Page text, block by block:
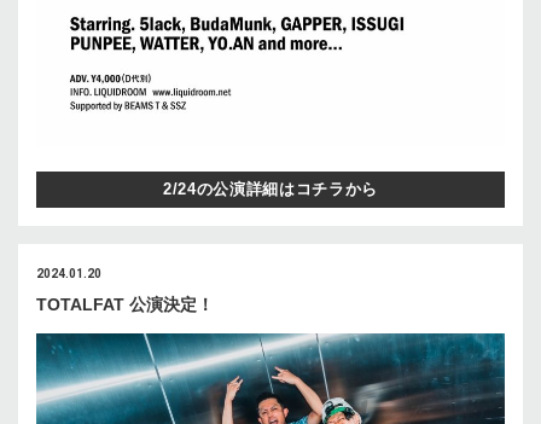
2/24の公演詳細はコチラから
2024.01.20
TOTALFAT 公演決定！